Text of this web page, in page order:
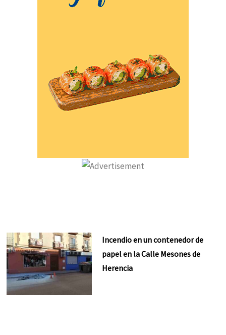
Incendio en un contenedor de
papel en la Calle Mesones de
Herencia